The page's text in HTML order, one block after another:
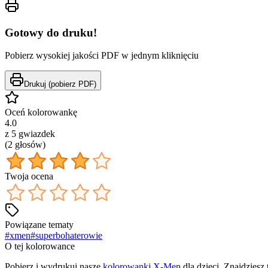
Gotowy do druku!
Pobierz wysokiej jakości PDF w jednym kliknięciu
Drukuj (pobierz PDF)
Oceń kolorowankę
4.0
z 5 gwiazdek
(2 głosów)
Twoja ocena
Powiązane tematy
#xmen#superbohaterowie
O tej kolorowance